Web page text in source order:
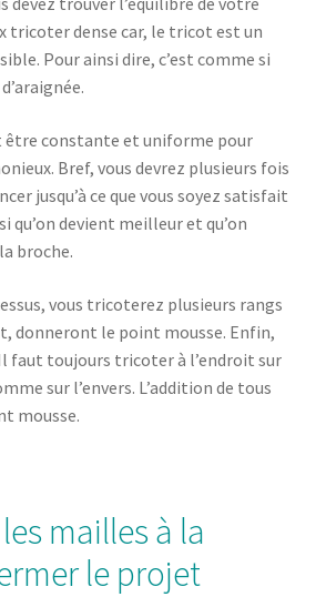
tricoter dense car, le tricot est un
Pour ainsi dire, c’est comme si
être constante et uniforme pour
Bref, vous devrez plusieurs fois
jusqu’à ce que vous soyez satisfait
qu’on devient meilleur et qu’on
broche.
vous tricoterez plusieurs rangs
donneront le point mousse. Enfin,
faut toujours tricoter à l’endroit sur
sur l’envers. L’addition de tous
mousse.
mailles à la
le projet